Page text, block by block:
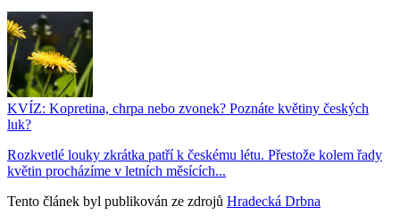
KVÍZ: Kopretina, chrpa nebo zvonek? Poznáte květiny českých
luk?
Rozkvetlé louky zkrátka patří k českému létu. Přestože kolem řady
květin procházíme v letních měsících...
Tento článek byl publikován ze zdrojů Hradecká Drbna